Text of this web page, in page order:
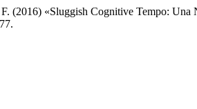
(2016) «Sluggish Cognitive Tempo: